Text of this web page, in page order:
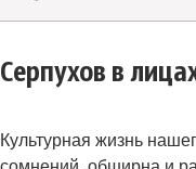
Серпухов в
Культурная жизнь